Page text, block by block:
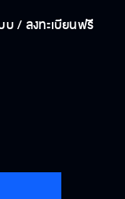
บบ / ลงทะเบียนฟรี